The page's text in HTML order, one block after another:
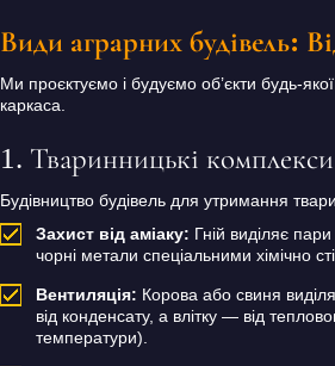
Види аграрних будівель:
Ми проєктуємо і будуємо об’єкти будь-
каркаса.
1. Тваринницькі
Будівництво будівель для утримання
Захист від аміаку: Гній виділяє
чорні метали спеціальними хімічно
Вентиляція: Корова або свиня
від конденсату, а влітку — від
температури).